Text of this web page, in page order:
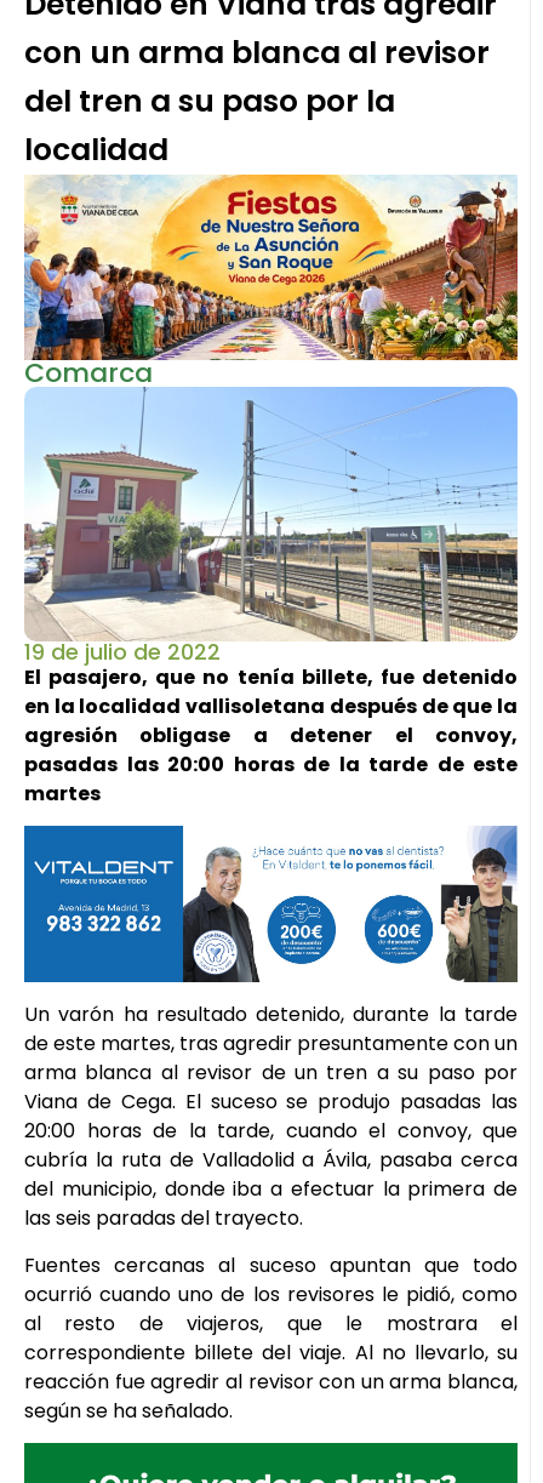
con un arma blanca al revisor
del tren a su paso por la
localidad
Comarca
19 de julio de 2022
El pasajero, que no tenía billete, fue detenido
en la localidad vallisoletana después de que la
agresión obligase a detener el convoy,
pasadas las 20:00 horas de la tarde de este
martes
Un varón ha resultado detenido, durante la tarde
de este martes, tras agredir presuntamente con un
arma blanca al revisor de un tren a su paso por
Viana de Cega. El suceso se produjo pasadas las
20:00 horas de la tarde, cuando el convoy, que
cubría la ruta de Valladolid a Ávila, pasaba cerca
del municipio, donde iba a efectuar la primera de
las seis paradas del trayecto.
Fuentes cercanas al suceso apuntan que todo
ocurrió cuando uno de los revisores le pidió, como
al resto de viajeros, que le mostrara el
correspondiente billete del viaje. Al no llevarlo, su
reacción fue agredir al revisor con un arma blanca,
según se ha señalado.